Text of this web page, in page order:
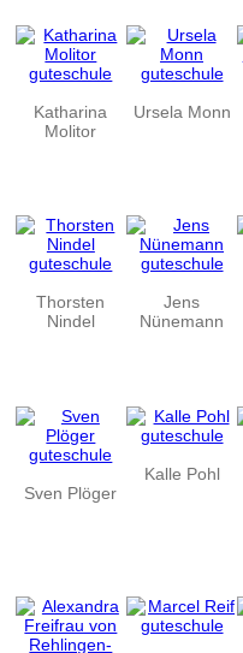
Katharina
Molitor
Ursela Monn
Thorsten
Nindel
Jens
Nünemann
Sven Plöger
Kalle Pohl